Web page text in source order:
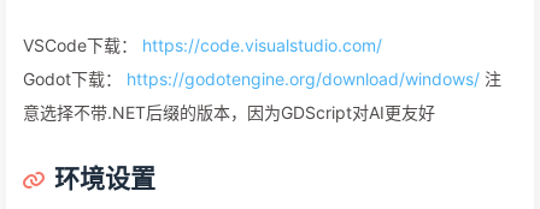
VSCode下载： https://code.visualstudio.com/
Godot下载： https://godotengine.org/download/windows/ 注
意选择不带.NET后缀的版本，因为GDScript对AI更友好
环境设置